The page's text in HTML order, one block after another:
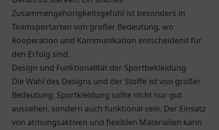
Zusammengehörigkeitsgefühl ist besonders in
Teamsportarten von großer Bedeutung, wo
Kooperation und Kommunikation entscheidend für
den Erfolg sind.
Design und Funktionalität der Sportbekleidung
Die Wahl des Designs und der Stoffe ist von großer
Bedeutung. Sportkleidung sollte nicht nur gut
aussehen, sondern auch funktional sein. Der Einsatz
von atmungsaktiven und flexiblen Materialien kann